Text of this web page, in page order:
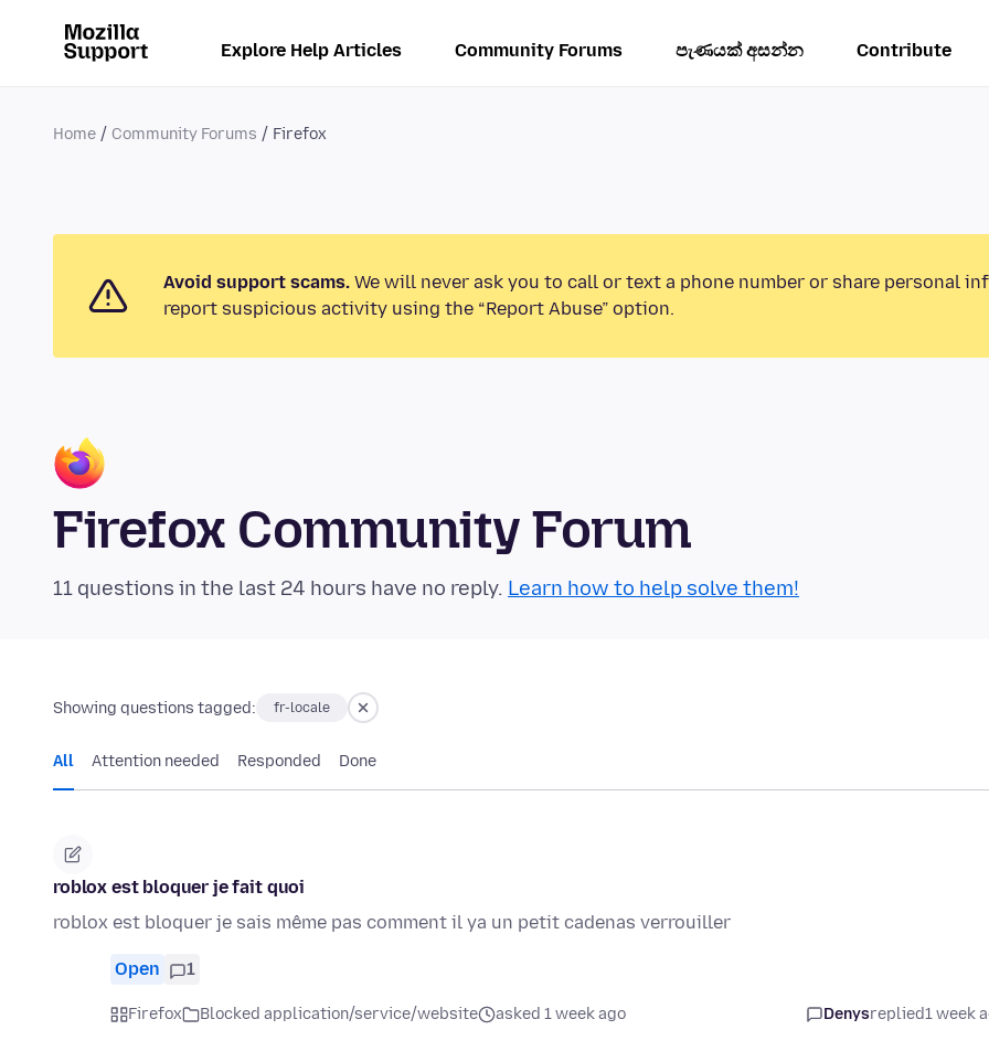
Explore Help Articles Community Forums පැණයක් අසන්න Contribute
Home Community Forums Firefox
Avoid support scams. We will never ask you to call or text a phone number or share personal
report suspicious activity using the “Report Abuse” option.
Firefox Community Forum
11 questions in the last 24 hours have no reply. Learn how to help solve them!
Showing questions tagged: fr-locale
All Attention needed Responded Done
roblox est bloquer je fait quoi
roblox est bloquer je sais même pas comment il ya un petit cadenas verrouiller
Open 1
Firefox Blocked application/service/website asked 1 week ago Denysreplied1 week